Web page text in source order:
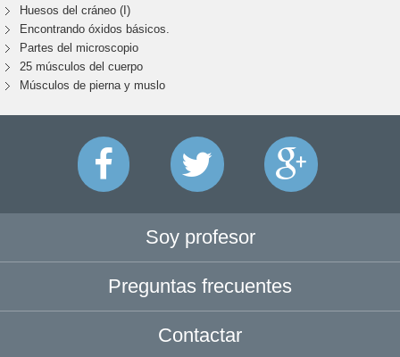
Huesos del cráneo (I)
Encontrando óxidos básicos.
Partes del microscopio
25 músculos del cuerpo
Músculos de pierna y muslo
Soy profesor
Preguntas frecuentes
Contactar